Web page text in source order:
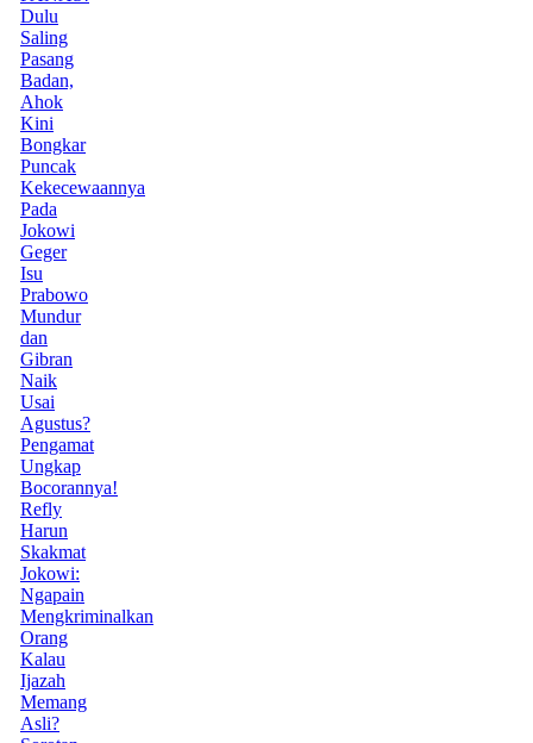
Dulu
Saling
Pasang
Badan,
Ahok
Kini
Bongkar
Puncak
Kekecewaannya
Pada
Jokowi
Geger
Isu
Prabowo
Mundur
dan
Gibran
Naik
Usai
Agustus?
Pengamat
Ungkap
Bocorannya!
Refly
Harun
Skakmat
Jokowi:
Ngapain
Mengkriminalkan
Orang
Kalau
Ijazah
Memang
Asli?